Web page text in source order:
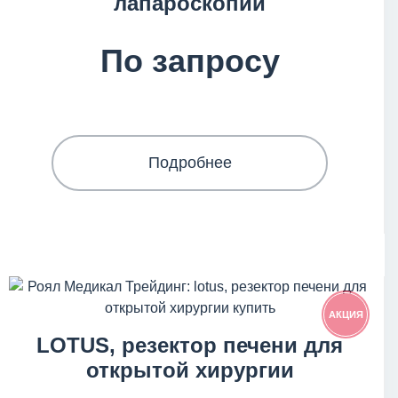
По запросу
Подробнее
АКЦИЯ
LOTUS, резектор печени для
открытой хирургии